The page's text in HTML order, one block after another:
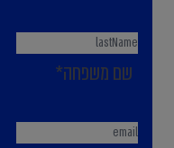
שם משפחה*